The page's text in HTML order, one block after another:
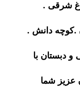
شرقی .
.کوچه دانش .
و دبستان با
عزیز شما